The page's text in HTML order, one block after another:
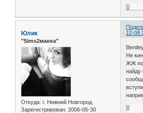
0
12-08
Юлик
"Sims2манка"
Откуда: г. Нижний Новгород
Зарегистрирован: 2006-05-30
Не
ЖЖ по
найду
0